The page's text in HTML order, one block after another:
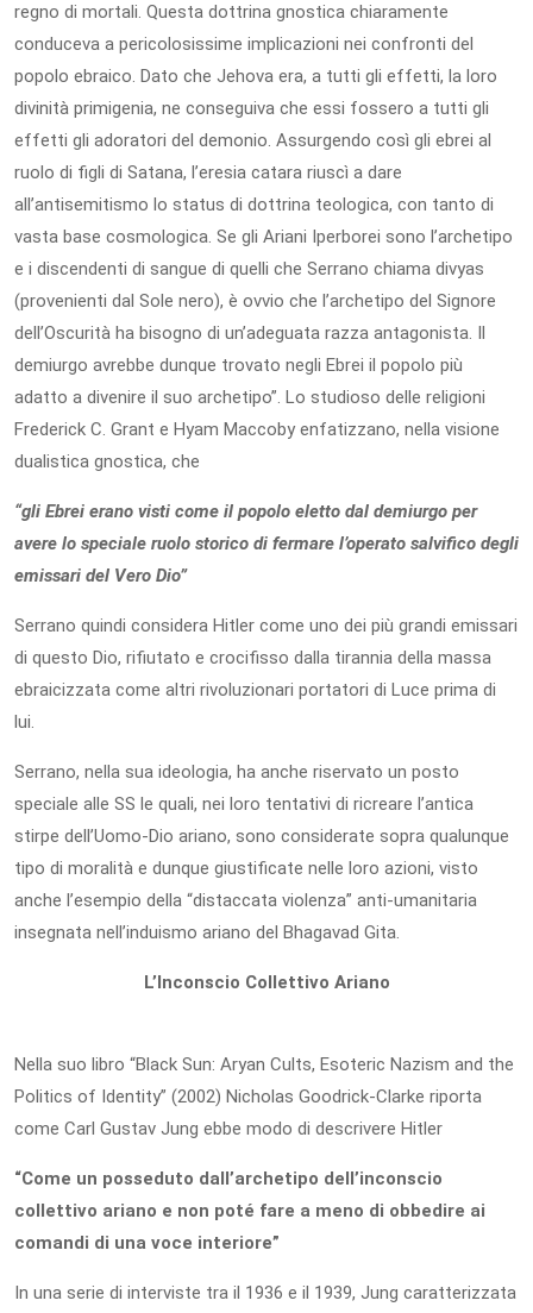
regno di mortali. Questa dottrina gnostica chiaramente
conduceva a pericolosissime implicazioni nei confronti del
popolo ebraico. Dato che Jehova era, a tutti gli effetti, la loro
divinità primigenia, ne conseguiva che essi fossero a tutti gli
effetti gli adoratori del demonio. Assurgendo così gli ebrei al
ruolo di figli di Satana, l’eresia catara riuscì a dare
all’antisemitismo lo status di dottrina teologica, con tanto di
vasta base cosmologica. Se gli Ariani Iperborei sono l’archetipo
e i discendenti di sangue di quelli che Serrano chiama divyas
(provenienti dal Sole nero), è ovvio che l’archetipo del Signore
dell’Oscurità ha bisogno di un’adeguata razza antagonista. Il
demiurgo avrebbe dunque trovato negli Ebrei il popolo più
adatto a divenire il suo archetipo”. Lo studioso delle religioni
Frederick C. Grant e Hyam Maccoby enfatizzano, nella visione
dualistica gnostica, che
“gli Ebrei erano visti come il popolo eletto dal demiurgo per
avere lo speciale ruolo storico di fermare l’operato salvifico degli
emissari del Vero Dio”
Serrano quindi considera Hitler come uno dei più grandi emissari
di questo Dio, rifiutato e crocifisso dalla tirannia della massa
ebraicizzata come altri rivoluzionari portatori di Luce prima di
lui.
Serrano, nella sua ideologia, ha anche riservato un posto
speciale alle SS le quali, nei loro tentativi di ricreare l’antica
stirpe dell’Uomo-Dio ariano, sono considerate sopra qualunque
tipo di moralità e dunque giustificate nelle loro azioni, visto
anche l’esempio della “distaccata violenza” anti-umanitaria
insegnata nell’induismo ariano del Bhagavad Gita.
L’Inconscio Collettivo Ariano
Nella suo libro “Black Sun: Aryan Cults, Esoteric Nazism and the
Politics of Identity” (2002) Nicholas Goodrick-Clarke riporta
come Carl Gustav Jung ebbe modo di descrivere Hitler
“Come un posseduto dall’archetipo dell’inconscio
collettivo ariano e non poté fare a meno di obbedire ai
comandi di una voce interiore”
In una serie di interviste tra il 1936 e il 1939, Jung caratterizzata